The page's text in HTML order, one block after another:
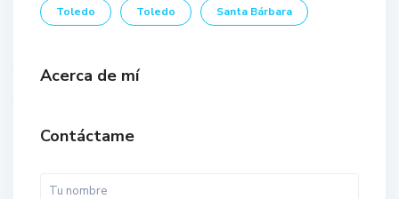
Toledo Toledo Santa Bárbara
Acerca de mí
Contáctame